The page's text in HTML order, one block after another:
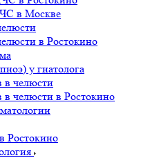
в Москве
в Ростокино
у гнатолога
в челюсти
в челюсти в Ростокино
Ростокино